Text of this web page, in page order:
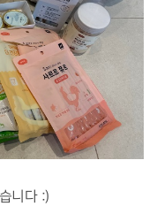
니다 :)